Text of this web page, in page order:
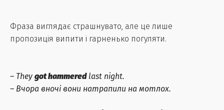
Фраза виглядає страшнувато, але це лише
пропозиція випити і гарненько погуляти.
– They got hammeredlast night.
– Вчора вночі вони натрапили на мотлох.